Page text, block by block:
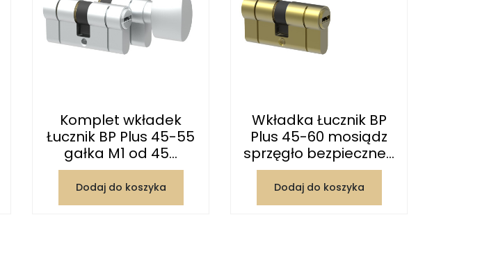
Komplet wkładek
Łucznik BP Plus 45-55
gałka M1 od 45...
Dodaj do koszyka
Wkładka Łucznik BP
Plus 45-60 mosiądz
sprzęgło bezpieczne...
Dodaj do koszyka